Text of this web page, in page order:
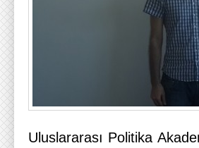
Uluslararası Politika